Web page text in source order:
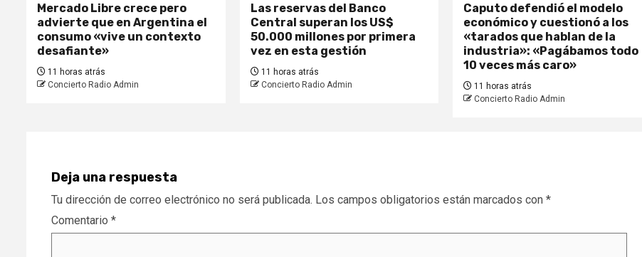
Mercado Libre crece pero
advierte que en Argentina el
consumo «vive un contexto
desafiante»
11 horas atrás
Concierto Radio Admin
Las reservas del Banco
Central superan los US$
50.000 millones por primera
vez en esta gestión
11 horas atrás
Concierto Radio Admin
Caputo defendió el modelo
económico y cuestionó a los
«tarados que hablan de la
industria»: «Pagábamos todo
10 veces más caro»
11 horas atrás
Concierto Radio Admin
Deja una respuesta
Tu dirección de correo electrónico no será publicada. Los campos obligatorios están marcados con *
Comentario *